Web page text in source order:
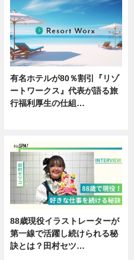
有名ホテルが80％割引『リゾ
ートワークス』代表が語る旅
行福利厚生の仕組…
88歳現役イラストレーターが
第一線で活躍し続けられる秘
訣とは？田村セツ…